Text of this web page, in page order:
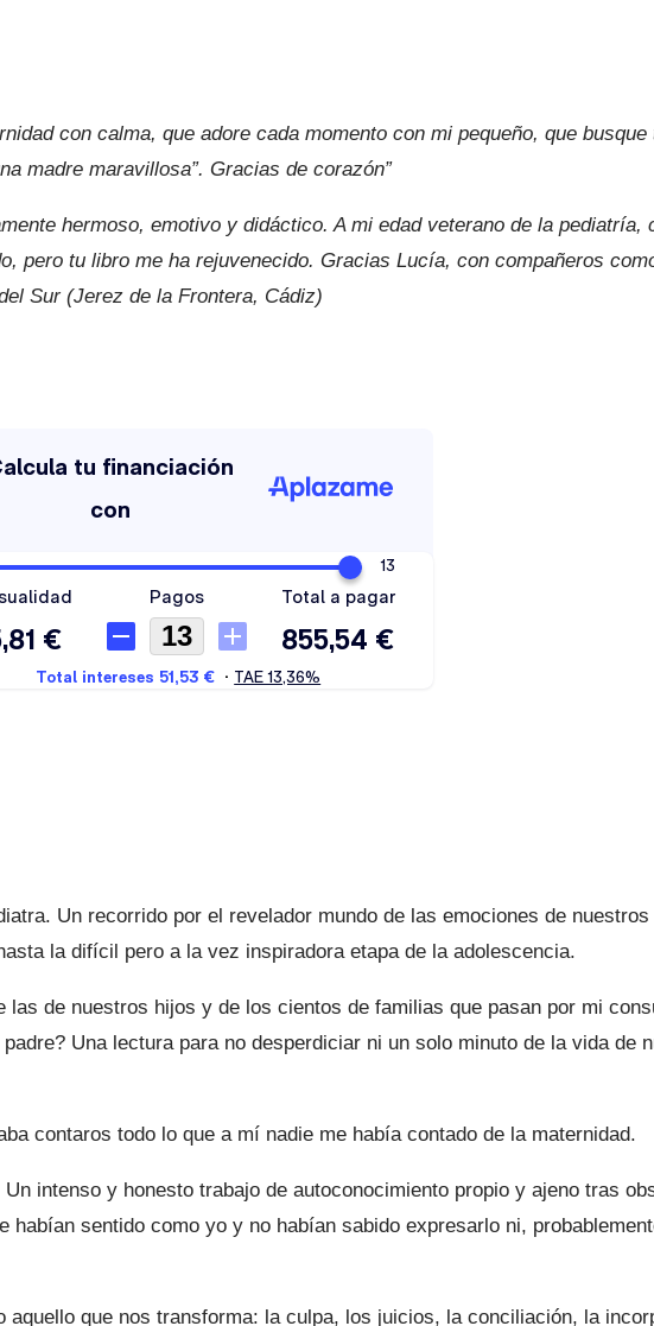
con calma, que adore cada momento con mi pequeño, que
madre maravillosa”. Gracias de corazón”
hermoso, emotivo y didáctico. A mi edad veterano de la pediatría,
pero tu libro me ha rejuvenecido. Gracias Lucía, con compañeros
Sur (Jerez de la Frontera, Cádiz)
Un recorrido por el revelador mundo de las emociones de
la difícil pero a la vez inspiradora etapa de la adolescencia.
de nuestros hijos y de los cientos de familias que pasan por mi
Una lectura para no desperdiciar ni un solo minuto de la vida de
contaros todo lo que a mí nadie me había contado de la maternidad.
intenso y honesto trabajo de autoconocimiento propio y ajeno tras
sentido como yo y no habían sabido expresarlo ni,
que nos transforma: la culpa, los juicios, la conciliación, la